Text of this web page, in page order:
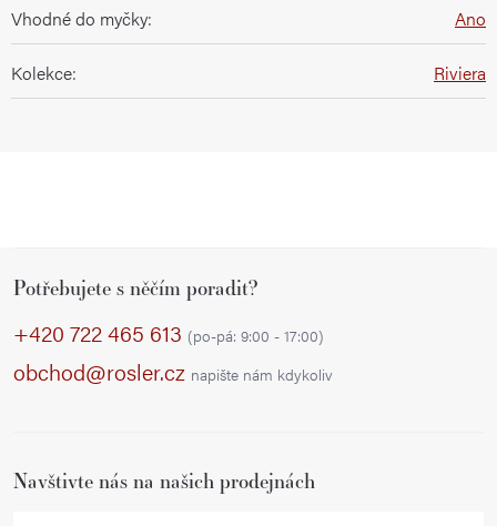
Vhodné do myčky: Ano
Kolekce: Riviera
Potřebujete s něčím poradit?
+420 722 465 613 (po-pá: 9:00 - 17:00)
obchod@rosler.cz napište nám kdykoliv
Navštivte nás na našich prodejnách